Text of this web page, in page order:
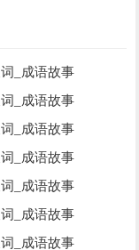
_成语故事
_成语故事
_成语故事
_成语故事
_成语故事
_成语故事
_成语故事